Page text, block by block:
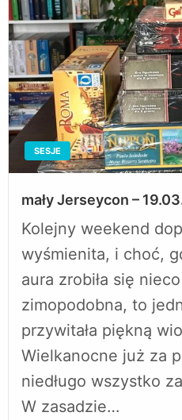
SESJE
mały Jerseycon –
Kolejny weekend
wyśmienita, i choć,
aura zrobiła się
zimopodobna, to
przywitała piękną
Wielkanocne już za
niedługo wszystko
W zasadzie…